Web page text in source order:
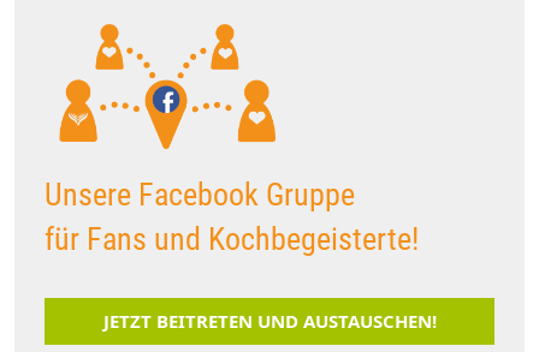
Unsere Facebook Gruppe
für Fans und Kochbegeisterte!
JETZT BEITRETEN UND AUSTAUSCHEN!